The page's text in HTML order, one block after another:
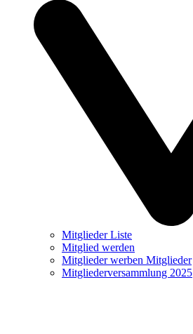
Mitglieder Liste
Mitglied werden
Mitglieder werben Mitglieder
Mitgliederversammlung 2025